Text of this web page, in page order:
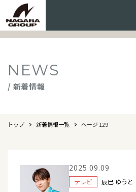
NEWS
/ 新着情報
トップ 新着情報一覧 ページ 129
2025.09.09
テレビ 辰巳 ゆうと